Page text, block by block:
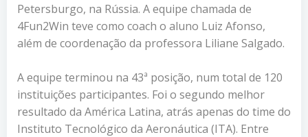
Petersburgo, na Rússia. A equipe chamada de
4Fun2Win teve como coach o aluno Luiz Afonso,
além de coordenação da professora Liliane Salgado.
A equipe terminou na 43ª posição, num total de 120
instituições participantes. Foi o segundo melhor
resultado da América Latina, atrás apenas do time do
Instituto Tecnológico da Aeronáutica (ITA). Entre